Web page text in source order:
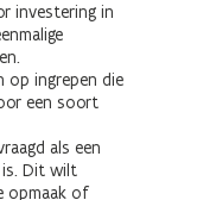
investering in
op ingrepen die
een soort
als een
Dit wilt
opmaak of